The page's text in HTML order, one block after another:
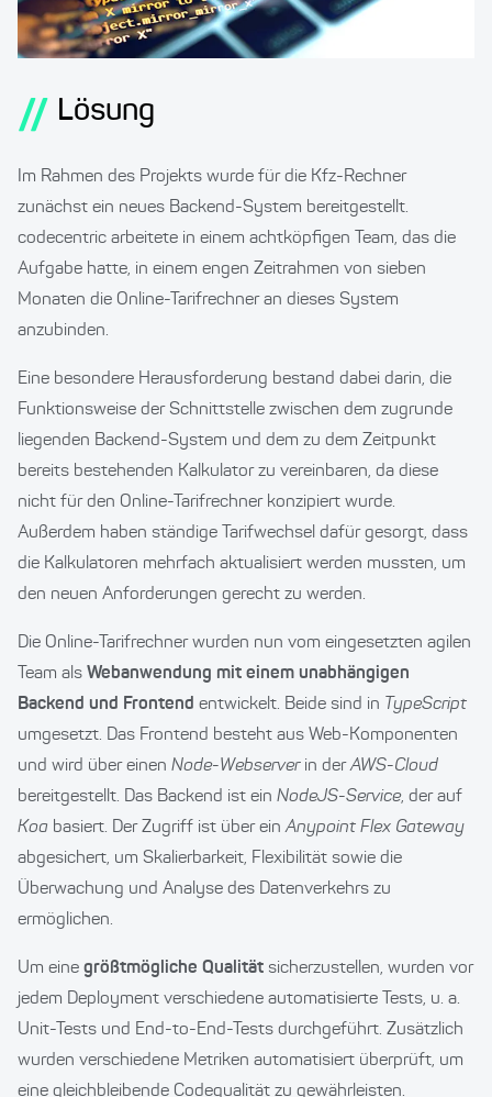
// Lösung
Im Rahmen des Projekts wurde für die Kfz-Rechner
zunächst ein neues Backend-System bereitgestellt.
codecentric arbeitete in einem achtköpfigen Team, das die
Aufgabe hatte, in einem engen Zeitrahmen von sieben
Monaten die Online-Tarifrechner an dieses System
anzubinden.
Eine besondere Herausforderung bestand dabei darin, die
Funktionsweise der Schnittstelle zwischen dem zugrunde
liegenden Backend-System und dem zu dem Zeitpunkt
bereits bestehenden Kalkulator zu vereinbaren, da diese
nicht für den Online-Tarifrechner konzipiert wurde.
Außerdem haben ständige Tarifwechsel dafür gesorgt, dass
die Kalkulatoren mehrfach aktualisiert werden mussten, um
den neuen Anforderungen gerecht zu werden.
Die Online-Tarifrechner wurden nun vom eingesetzten agilen
Team als Webanwendung mit einem unabhängigen
Backend und Frontend entwickelt. Beide sind in TypeScript
umgesetzt. Das Frontend besteht aus Web-Komponenten
und wird über einen Node-Webserverin derAWS-Cloud
bereitgestellt. Das Backend ist ein NodeJS-Service, der auf
Koa basiert. Der Zugriff ist über einAnypoint Flex Gateway
abgesichert, um Skalierbarkeit, Flexibilität sowie die
Überwachung und Analyse des Datenverkehrs zu
ermöglichen.
Um eine größtmögliche Qualität sicherzustellen, wurden vor
jedem Deployment verschiedene automatisierte Tests, u. a.
Unit-Tests und End-to-End-Tests durchgeführt. Zusätzlich
wurden verschiedene Metriken automatisiert überprüft, um
eine gleichbleibende Codequalität zu gewährleisten.